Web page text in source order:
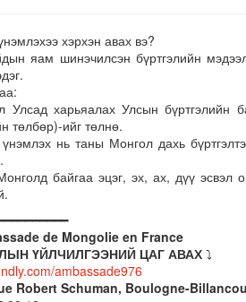
хэрхэн авах вэ?
яам шинэчилсэн бүртгэлийн
харьяалах Улсын бүртгэлийн
төлбөр)-ийг төлнө.
нь таны Монгол дахь
байгаа эцэг, эх, ах, дүү
de Mongolie en France
ҮЙЛЧИЛГЭЭНИЙ ЦАГ АВАХ ⤵️
ambassade976
Robert Schuman, Boulogne-